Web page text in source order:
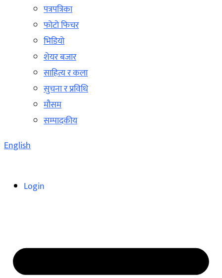
पत्रपत्रिका
फोटो फिचर
भिडियो
शेयर बजार
साहित्य र कला
सुचना र प्रविधि
मौसम
सम्पादकीय
English
Login